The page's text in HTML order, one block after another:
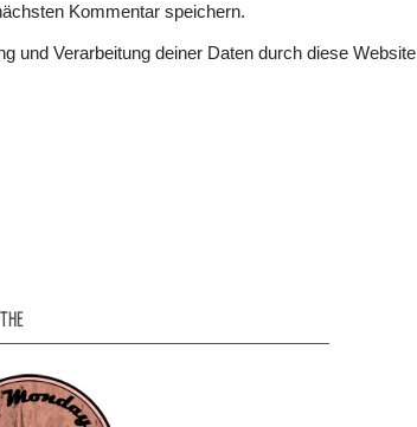
Kommentar speichern.
und Verarbeitung deiner Daten durch diese Website